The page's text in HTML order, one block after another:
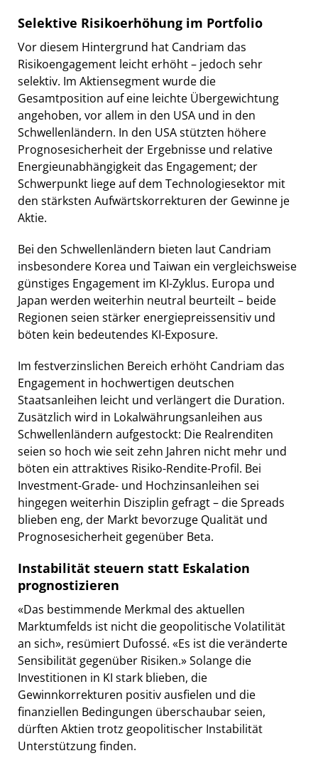
Selektive Risikoerhöhung im Portfolio
Vor diesem Hintergrund hat Candriam das
Risikoengagement leicht erhöht – jedoch sehr
selektiv. Im Aktiensegment wurde die
Gesamtposition auf eine leichte Übergewichtung
angehoben, vor allem in den USA und in den
Schwellenländern. In den USA stützten höhere
Prognosesicherheit der Ergebnisse und relative
Energieunabhängigkeit das Engagement; der
Schwerpunkt liege auf dem Technologiesektor mit
den stärksten Aufwärtskorrekturen der Gewinne je
Aktie.
Bei den Schwellenländern bieten laut Candriam
insbesondere Korea und Taiwan ein vergleichsweise
günstiges Engagement im KI-Zyklus. Europa und
Japan werden weiterhin neutral beurteilt – beide
Regionen seien stärker energiepreissensitiv und
böten kein bedeutendes KI-Exposure.
Im festverzinslichen Bereich erhöht Candriam das
Engagement in hochwertigen deutschen
Staatsanleihen leicht und verlängert die Duration.
Zusätzlich wird in Lokalwährungsanleihen aus
Schwellenländern aufgestockt: Die Realrenditen
seien so hoch wie seit zehn Jahren nicht mehr und
böten ein attraktives Risiko-Rendite-Profil. Bei
Investment-Grade- und Hochzinsanleihen sei
hingegen weiterhin Disziplin gefragt – die Spreads
blieben eng, der Markt bevorzuge Qualität und
Prognosesicherheit gegenüber Beta.
Instabilität steuern statt Eskalation
prognostizieren
«Das bestimmende Merkmal des aktuellen
Marktumfelds ist nicht die geopolitische Volatilität
an sich», resümiert Dufossé. «Es ist die veränderte
Sensibilität gegenüber Risiken.» Solange die
Investitionen in KI stark blieben, die
Gewinnkorrekturen positiv ausfielen und die
finanziellen Bedingungen überschaubar seien,
dürften Aktien trotz geopolitischer Instabilität
Unterstützung finden.